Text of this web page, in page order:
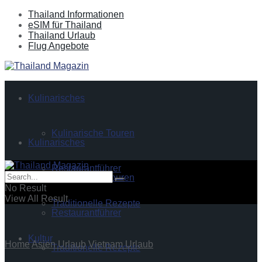
Thailand Informationen
eSIM für Thailand
Thailand Urlaub
Flug Angebote
Kulinarisches
Kulinarische Touren
Restaurantführer
Traditionelle Rezepte
Kultur
Kulinarisches
Kulinarische Touren
Restaurantführer
Traditionelle Rezepte
No Result
View All Result
HomeAsien Urlaub Vietnam Urlaub